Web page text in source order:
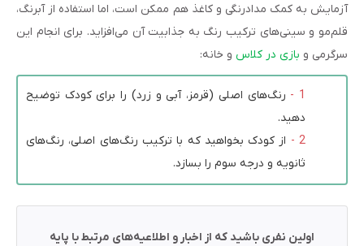
آزمایش به کمک مدادرنگی‌ و کاغذ هم ممکن است، اما استفاده از آبرنگ،
قلم‌مو و سینی‌های ترکیب رنگ به جذابیت آن می‌افزاید. برای انجام این
سرگرمی و بازی در کلاس و خانه:
رنگ‌های اصلی (قرمز، آبی و زرد) را برای کودک توضیح
دهید.
از کودک بخواهید که با ترکیب رنگ‌های اصلی، رنگ‌های
ثانویه و درجه سوم را بسازد.
اولین نفری باشید که از اخبار و اطلاعیه‌های مرتبط با پایه